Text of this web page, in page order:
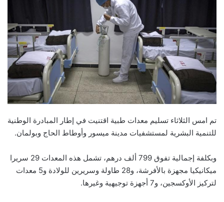
تم امس الثلاثاء تسليم معدات طبية اقتنيت في إطار المبادرة الوطنية
للتنمية البشرية لمستشفيات مدينة ميسور وأوطاط الحاج وبولمان.
وبكلفة إجمالية تفوق 799 ألف درهم، تشمل هذه المعدات 29 سريرا
ميكانيكيا مجهزة بالأفرشة، و28 طاولة وسريرين للولادة و5 معدات
لتركيز الأوكسجين، و7 أجهزة توجيهية وغيرها.